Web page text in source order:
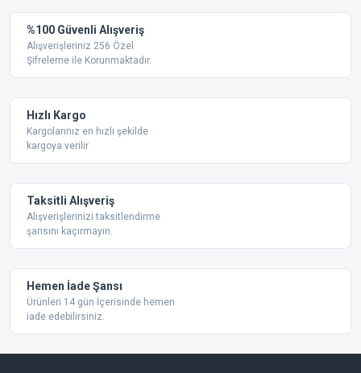
Ürün resmi kalitesiz, bozuk veya görüntülenemiyor.
Ürün açıklamasında eksik bilgiler bulunuyor.
Bu ürüne benzer farklı alternatifler olmalı.
%100 Güvenli Alışveriş
Alışverişleriniz 256 Özel
Şifreleme ile Korunmaktadır.
Hızlı Kargo
Kargolarınız en hızlı şekilde
kargoya verilir
Taksitli Alışveriş
Alışverişlerinizi taksitlendirme
şansını kaçırmayın.
Hemen İade Şansı
Ürünleri 14 gün İçerisinde hemen
iade edebilirsiniz.